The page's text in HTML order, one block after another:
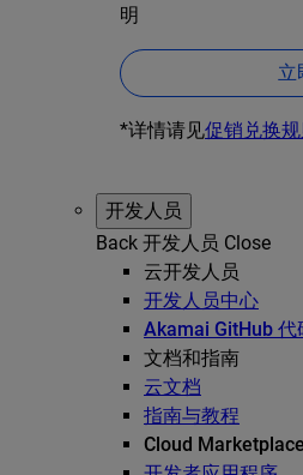
明
立
*详情请见促销兑换
开发人员
Back 开发人员 Close
云开发人员
开发人员中心
Akamai GitHub 代
文档和指南
云文档
指南与教程
Cloud Marketplace